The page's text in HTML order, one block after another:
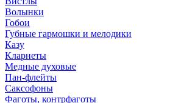
Волынки
Гобои
Губные гармошки и мелодики
Казу
Кларнеты
Медные духовые
Пан-флейты
Саксофоны
Фаготы, контрфаготы